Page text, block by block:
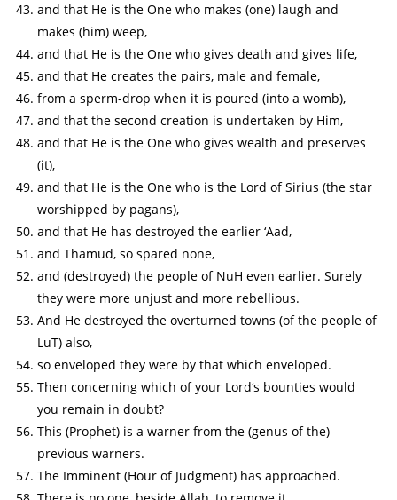
and that He is the One who makes (one) laugh and
makes (him) weep,
and that He is the One who gives death and gives life,
and that He creates the pairs, male and female,
from a sperm-drop when it is poured (into a womb),
and that the second creation is undertaken by Him,
and that He is the One who gives wealth and preserves
(it),
and that He is the One who is the Lord of Sirius (the star
worshipped by pagans),
and that He has destroyed the earlier ‘Aad,
and Thamud, so spared none,
and (destroyed) the people of NuH even earlier. Surely
they were more unjust and more rebellious.
And He destroyed the overturned towns (of the people of
LuT) also,
so enveloped they were by that which enveloped.
Then concerning which of your Lord‘s bounties would
you remain in doubt?
This (Prophet) is a warner from the (genus of the)
previous warners.
The Imminent (Hour of Judgment) has approached.